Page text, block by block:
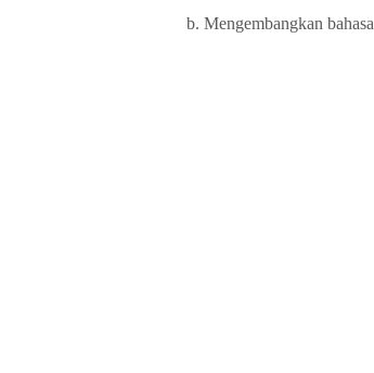
b. Mengembangkan bahasa